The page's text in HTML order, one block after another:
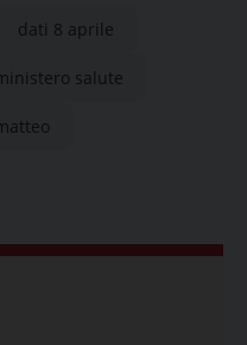
dati 8 aprile
salute